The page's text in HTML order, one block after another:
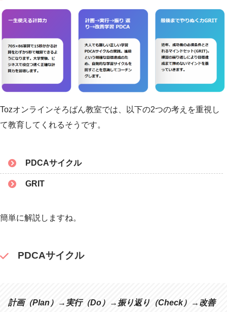
Tozオンラインそろばん教室では、以下の2つの考えを重視し
て教育してくれるそうです。
PDCAサイクル
GRIT
簡単に解説しますね。
PDCAサイクル
計画（Plan）→実行（Do）→振り返り（Check）→改善